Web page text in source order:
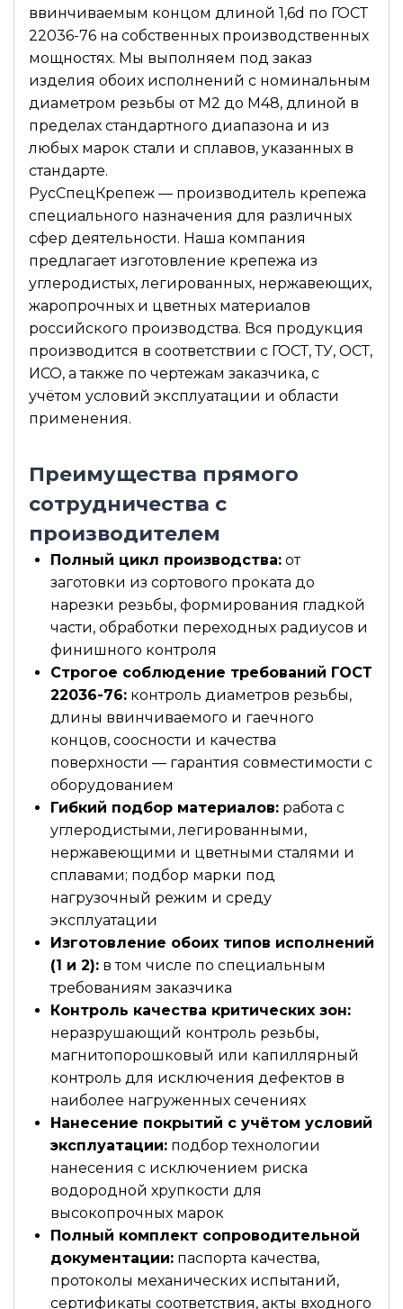
ввинчиваемым концом длиной 1,6d по ГОСТ
22036-76 на собственных производственных
мощностях. Мы выполняем под заказ
изделия обоих исполнений с номинальным
диаметром резьбы от М2 до М48, длиной в
пределах стандартного диапазона и из
любых марок стали и сплавов, указанных в
стандарте.
РусСпецКрепеж — производитель крепежа
специального назначения для различных
сфер деятельности. Наша компания
предлагает изготовление крепежа из
углеродистых, легированных, нержавеющих,
жаропрочных и цветных материалов
российского производства. Вся продукция
производится в соответствии с ГОСТ, ТУ, ОСТ,
ИСО, а также по чертежам заказчика, с
учётом условий эксплуатации и области
применения.
Преимущества прямого
сотрудничества с
производителем
Полный цикл производства: от
заготовки из сортового проката до
нарезки резьбы, формирования гладкой
части, обработки переходных радиусов и
финишного контроля
Строгое соблюдение требований ГОСТ
22036-76: контроль диаметров резьбы,
длины ввинчиваемого и гаечного
концов, соосности и качества
поверхности — гарантия совместимости с
оборудованием
Гибкий подбор материалов: работа с
углеродистыми, легированными,
нержавеющими и цветными сталями и
сплавами; подбор марки под
нагрузочный режим и среду
эксплуатации
Изготовление обоих типов исполнений
(1 и 2): в том числе по специальным
требованиям заказчика
Контроль качества критических зон:
неразрушающий контроль резьбы,
магнитопорошковый или капиллярный
контроль для исключения дефектов в
наиболее нагруженных сечениях
Нанесение покрытий с учётом условий
эксплуатации: подбор технологии
нанесения с исключением риска
водородной хрупкости для
высокопрочных марок
Полный комплект сопроводительной
документации: паспорта качества,
протоколы механических испытаний,
сертификаты соответствия, акты входного